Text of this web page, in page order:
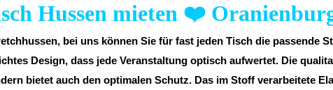
Hussen mieten ❤️
bei uns können Sie für fast jeden Tisch die passende
Design, dass jede Veranstaltung optisch aufwertet. Die
bietet auch den optimalen Schutz. Das im Stoff verarbeitete